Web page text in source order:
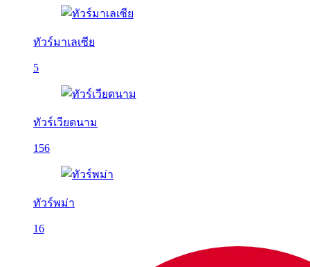
ทัวร์มาเลเซีย
5
ทัวร์เวียดนาม
156
ทัวร์พม่า
16